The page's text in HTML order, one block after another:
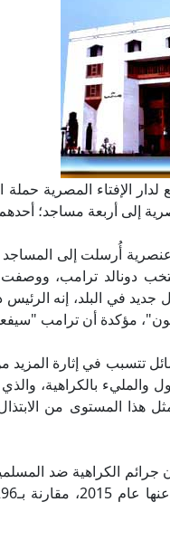
لدار الإفتاء المصرية
أربعة مساجد؛ أحدهم
أُرسلت إلى المساجد
دونالد ترامب،
في البلد، إنه الرئيس
مؤكدة أن ترامب
تتسبب في إثارة المزيد
بالكراهية،
المستوى من